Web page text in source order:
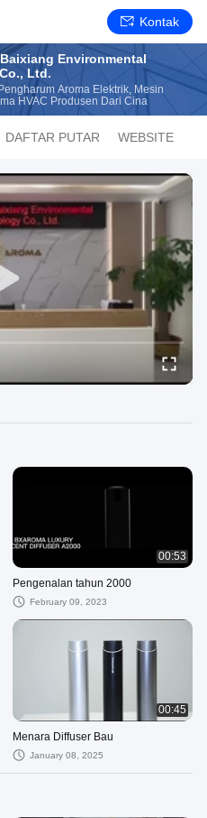
Kontak
Environmental
Ltd.
Aroma Elektrik, Mesin
HVAC Produsen Dari Cina
DAFTAR PUTAR WEBSITE
00:53
Pengenalan tahun 2000
February 09, 2023
00:45
Menara Diffuser Bau
January 08, 2025